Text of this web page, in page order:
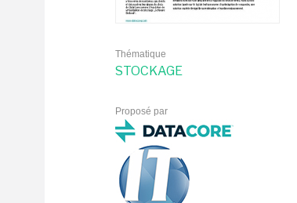
Thématique
STOCKAGE
Proposé par